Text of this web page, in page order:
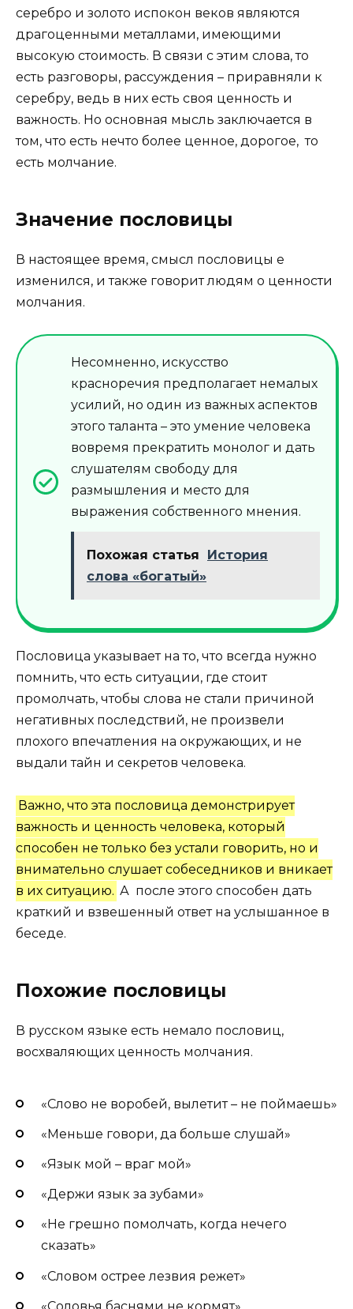
серебро и золото испокон веков являются
драгоценными металлами, имеющими
высокую стоимость. В связи с этим слова, то
есть разговоры, рассуждения – приравняли к
серебру, ведь в них есть своя ценность и
важность. Но основная мысль заключается в
том, что есть нечто более ценное, дорогое, то
есть молчание.
Значение пословицы
В настоящее время, смысл пословицы е
изменился, и также говорит людям о ценности
молчания.
Несомненно, искусство
красноречия предполагает немалых
усилий, но один из важных аспектов
этого таланта – это умение человека
вовремя прекратить монолог и дать
слушателям свободу для
размышления и место для
выражения собственного мнения.
Похожая статья
История
слова «богатый»
Пословица указывает на то, что всегда нужно
помнить, что есть ситуации, где стоит
промолчать, чтобы слова не стали причиной
негативных последствий, не произвели
плохого впечатления на окружающих, и не
выдали тайн и секретов человека.
Важно, что эта пословица демонстрирует
важность и ценность человека, который
способен не только без устали говорить, но и
внимательно слушает собеседников и вникает
в их ситуацию. А после этого способен дать
краткий и взвешенный ответ на услышанное в
беседе.
Похожие пословицы
В русском языке есть немало пословиц,
восхваляющих ценность молчания.
«Слово не воробей, вылетит – не поймаешь»
«Меньше говори, да больше слушай»
«Язык мой – враг мой»
«Держи язык за зубами»
«Не грешно помолчать, когда нечего
сказать»
«Словом острее лезвия режет»